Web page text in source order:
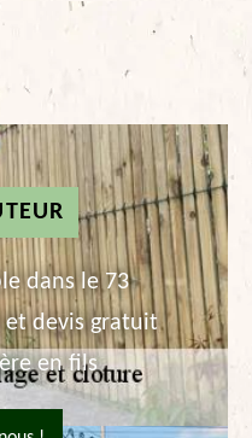
dans le 73
et devis gratuit
en fils